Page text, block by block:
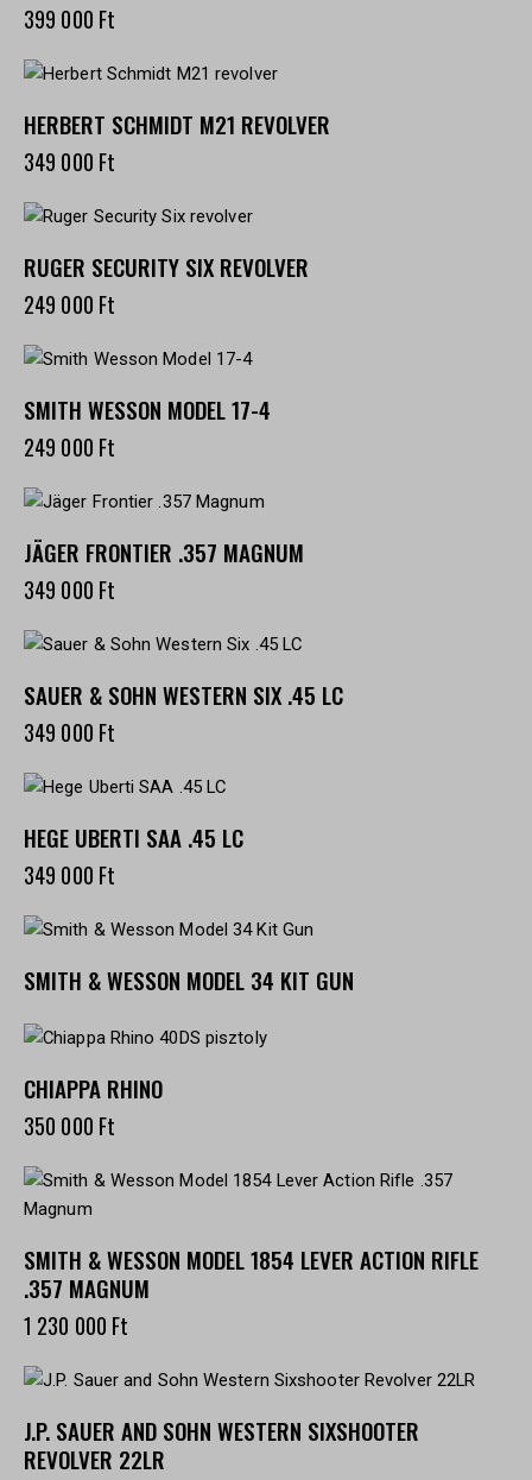
399 000 Ft
HERBERT SCHMIDT M21 REVOLVER
349 000 Ft
RUGER SECURITY SIX REVOLVER
249 000 Ft
SMITH WESSON MODEL 17-4
249 000 Ft
JÄGER FRONTIER .357 MAGNUM
349 000 Ft
SAUER & SOHN WESTERN SIX .45 LC
349 000 Ft
HEGE UBERTI SAA .45 LC
349 000 Ft
SMITH & WESSON MODEL 34 KIT GUN
CHIAPPA RHINO
350 000 Ft
SMITH & WESSON MODEL 1854 LEVER ACTION RIFLE
.357 MAGNUM
1 230 000 Ft
J.P. SAUER AND SOHN WESTERN SIXSHOOTER
REVOLVER 22LR